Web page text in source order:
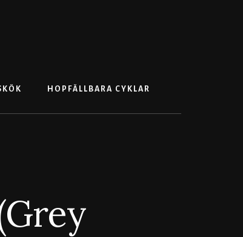
HOPFÄLLBARA CYKLAR